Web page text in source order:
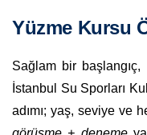
Yüzme Kursu
Sağlam bir başlangıç,
İstanbul Su Sporları
adımı; yaş, seviye ve